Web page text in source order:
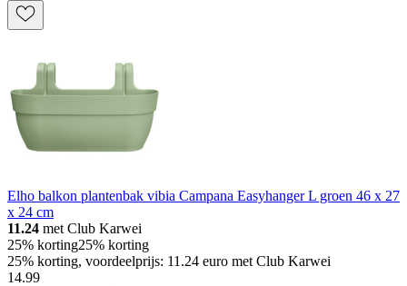
Elho balkon plantenbak vibia Campana Easyhanger L groen 46 x 27
x 24 cm
11.24 met Club Karwei
25% korting25% korting
25% korting, voordeelprijs: 11.24 euro met Club Karwei
14.99